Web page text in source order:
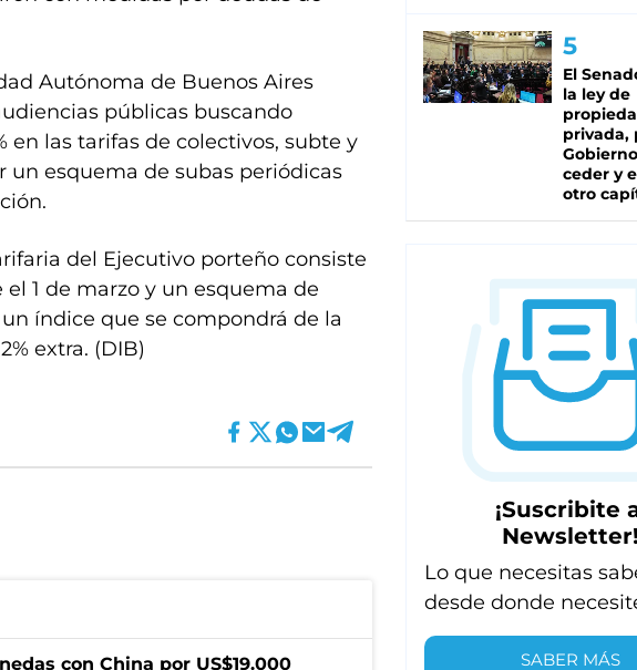
Autónoma de Buenos Aires
públicas buscando
en las tarifas de colectivos, subte y
un esquema de subas periódicas
del Ejecutivo porteño consiste
1 de marzo y un esquema de
índice que se compondrá de la
extra. (DIB)
con China por US$19.000
El
la ley de
privada,
ceder y
otro
¡Suscribite
Newsletter!
Lo que necesitas
desde donde
SABER MÁS